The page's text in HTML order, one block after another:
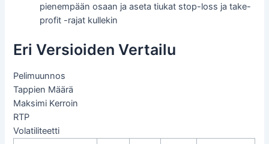
pienempään osaan ja aseta tiukat stop-loss ja take-
profit -rajat kullekin
Eri Versioiden Vertailu
Pelimuunnos
Tappien Määrä
Maksimi Kerroin
RTP
Volatiliteetti